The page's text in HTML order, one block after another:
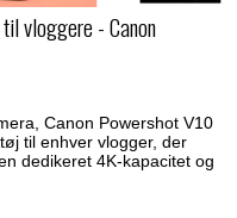
vloggere - Canon
Canon Powershot V10
til enhver vlogger, der
dedikeret 4K-kapacitet og